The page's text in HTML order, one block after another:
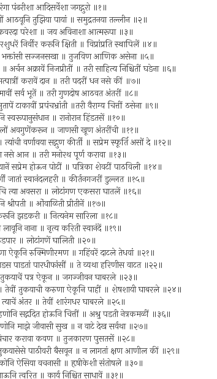
पंढरीशा आदिसर्वेशा जगद्गुरो ॥१॥
आठवूनि तुझिया पायां ॥ समुद्रतनया तल्लीन ॥२॥
परेशा ॥ जय अविनाशा आत्मरूपा ॥३॥
निर्वीर करूनि क्षिती ॥ विप्रांप्रति स्थापिलें ॥४॥
भक्तांसी सज्जनसखा ॥ तुजविण आणिक असेना ॥५॥
अक्रावें निजप्रीतीं ॥ तरी साहित्य निश्चितीं घडेना ॥६॥
करावें दान ॥ तरी पदरीं धन नसे कीं ॥७॥
सर्व भूतें ॥ तरी गुणदोष आठवत अंतरीं ॥८॥
टाकावीं प्रपंचभ्रांती ॥तरी वैराग्य चित्तीं ठसेना ॥९॥
स्वरूपानुसंधान ॥ रानोरान हिंडतसें ॥१०॥
अवगुणेंकरून ॥ जाणसी खूण अंतरींची ॥११॥
वर्णावया सद्गुण कीर्ती ॥ सप्रेम स्फूर्ति असों दे ॥१२॥
नसे आन ॥ तरी मनोरथ पूर्ण करावा ॥१३॥
सप्रेम होऊन पोटीं ॥ पत्रिका शेवटीं पाठविली ॥१४॥
जातां स्वानंदलहरी ॥ कीर्तनगजरीं डुल्लत ॥१५॥
अवसरा ॥ लोटांगण एकसरा घातलें ॥१६॥
॥ ओंवाळिती प्रीतीनें ॥१७॥
झडकरी ॥ नित्यनेम सारिला ॥१८॥
नाना ॥ नृत्य करिती स्वानंदें ॥१९॥
॥ लोटांगणें घालिती ॥२०॥
ऐकूनि रुक्मिणीरमण ॥ गहिंवरें दाटले तेधवां ॥२१॥
पाडतां पारधीफांसीं ॥ ते व्यथा हरिणीस वाटत ॥२२॥
पत्र ऐकून ॥ जगज्जीवन घाबरले ॥२३॥
तुकयाची करुणा ऐकूनि पाहीं ॥ शेषशायी घाबरले ॥२४॥
अंतर ॥ तेवीं शारंगधर घाबरले ॥२५॥
सद्गदित होऊनि चित्तीं ॥ अश्रु पडती नेत्रकमळीं ॥३६॥
माझे जीवासी सुख ॥ न वाटे देख सर्वथा ॥२७॥
करावा कवण ॥ तुजकारण पुसतसें ॥२८॥
पाठीवरी बैसवून ॥ न लागतां क्षण आणील कीं ॥२९॥
ऐसिया वचनासी ॥ हृषीकेशी संतोषले ॥३०॥
त्वरित ॥ कार्य निश्चित साधावें ॥३१॥